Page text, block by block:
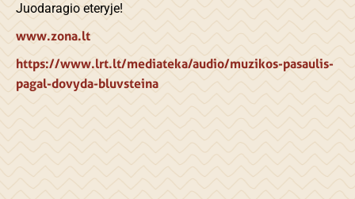
Juodaragio eteryje!
www.zona.lt
https://www.lrt.lt/mediateka/audio/muzikos-pasaulis-
pagal-dovyda-bluvsteina